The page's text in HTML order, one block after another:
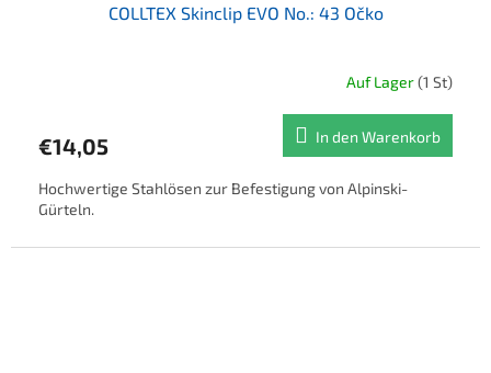
COLLTEX Skinclip EVO No.: 43 Očko
Auf Lager(1 St)
€14,05 In den Warenkorb
Hochwertige Stahlösen zur Befestigung von Alpinski-
Gürteln.